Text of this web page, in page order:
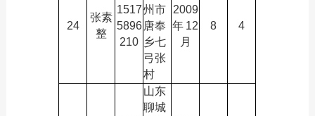
24
张素
整
1517
5896
210
州市
唐奉
乡七
弓张
村
2009
年 12
月
8 4
山东
聊城